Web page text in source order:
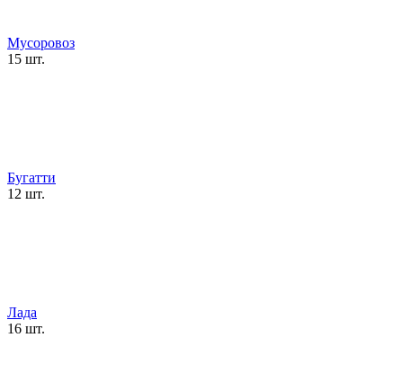
Мусоровоз
15 шт.
Бугатти
12 шт.
Лада
16 шт.